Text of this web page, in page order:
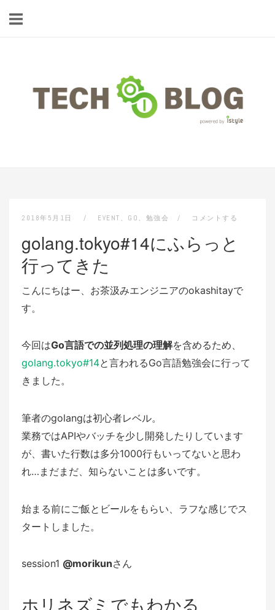
2018年5月1日 EVENT GO 勉強会 コメントする
golang.tokyo#14にふらっと
行ってきた
こんにちはー、お茶汲みエンジニアのokashitayで
す。
今回はGo言語での並列処理の理解を含めるため、
golang.tokyo#14と言われるGo言語勉強会に行って
きました。
筆者のgolangは初心者レベル。
業務ではAPIやバッチを少し開発したりしています
が、書いた行数は多分1000行もいってないと思わ
れ…まだまだ、知らないことは多いです。
始まる前にご飯とビールをもらい、ラフな感じでス
タートしました。
session1 @morikunさん
ホリネズミでもわかる